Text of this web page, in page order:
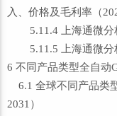
入、价格及毛利率（
5.11.4 上海通微分
5.11.5 上海通微分
6 不同产品类型全自动
6.1 全球不同产品类
2031）